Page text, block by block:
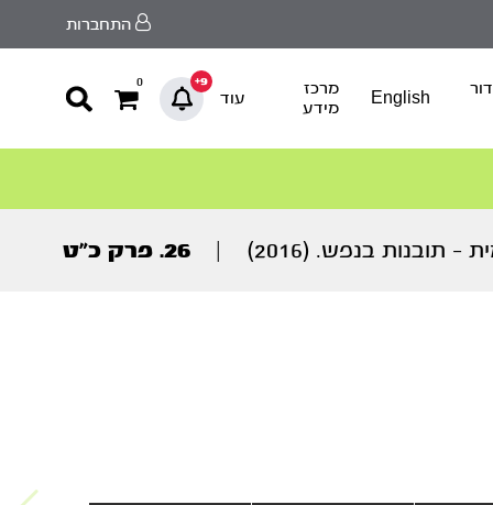
התחברות
English
מרכז
מידע
עוד
9+
0
– תובנות בנפש. (2016) 26. פרק כ”ט